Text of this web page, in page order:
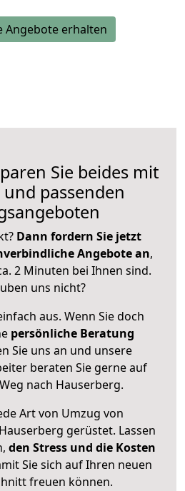
Angebote erhalten
Sie beides mit
passenden
Dann fordern Sie jetzt
Angebote an,
2 Minuten bei Ihnen sind.
uns nicht?
aus. Wenn Sie doch
persönliche Beratung
Sie uns an und unsere
beraten Sie gerne auf
nach Hauserberg.
Art von Umzug von
gerüstet. Lassen
den Stress und die Kosten
Sie sich auf Ihren neuen
freuen können.